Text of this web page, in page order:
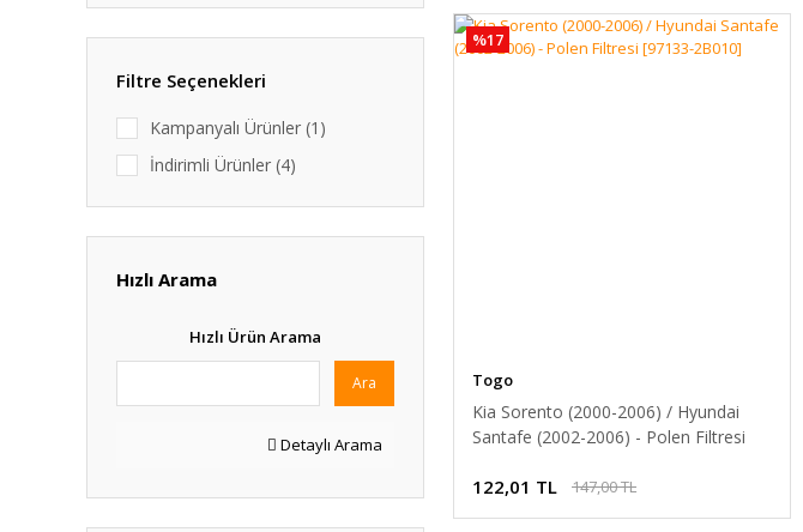
Filtre Seçenekleri
Kampanyalı Ürünler (1)
İndirimli Ürünler (4)
Hızlı Arama
Hızlı Ürün Arama
Ara
Detaylı Arama
%17
Togo
Kia Sorento (2000-2006) / Hyundai
Santafe (2002-2006) - Polen Filtresi
122,01 TL 147,00 TL